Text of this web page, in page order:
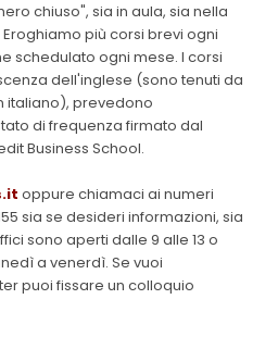
chiuso", sia in aula, sia nella
più corsi brevi ogni
schedulato ogni mese. I corsi
dell'inglese (sono tenuti da
italiano), prevedono
di frequenza firmato dal
Business School.
oppure chiamaci ai numeri
sia se desideri informazioni, sia
sono aperti dalle 9 alle 13 o
a venerdì. Se vuoi
puoi fissare un colloquio